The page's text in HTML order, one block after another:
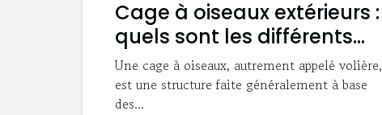
Cage à oiseaux extérieurs :
quels sont les différents
types et leurs avantages ?
Une cage à oiseaux, autrement appelé volière,
est une structure faite généralement à base
des...